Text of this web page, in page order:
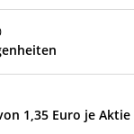
1,35 Euro je